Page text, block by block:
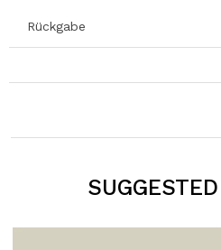
Rückgabe